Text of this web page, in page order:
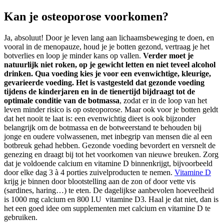
Kan je osteoporose voorkomen?
Ja, absoluut! Door je leven lang aan lichaamsbeweging te doen, en
vooral in de menopauze, houd je je botten gezond, vertraag je het
botverlies en loop je minder kans op vallen. Verder moet je
natuurlijk niet roken, op je gewicht letten en niet teveel alcohol
drinken. Qua voeding kies je voor een evenwichtige, kleurige,
gevarieerde voeding. Het is vastgesteld dat gezonde voeding
tijdens de kinderjaren en in de tienertijd bijdraagt tot de
optimale conditie van de botmassa, zodat er in de loop van het
leven minder risico is op osteoporose. Maar ook voor je botten geldt
dat het nooit te laat is: een evenwichtig dieet is ook bijzonder
belangrijk om de botmassa en de botweerstand te behouden bij
jonge en oudere volwassenen, met inbegrip van mensen die al een
botbreuk gehad hebben. Gezonde voeding bevordert en versnelt de
genezing en draagt bij tot het voorkomen van nieuwe breuken. Zorg
dat je voldoende calcium en vitamine D binnenkrijgt, bijvoorbeeld
door elke dag 3 à 4 porties zuivelproducten te nemen. Vitamine D
krijg je binnen door blootstelling aan de zon of door vette vis
(sardines, haring…) te eten. De dagelijkse aanbevolen hoeveelheid
is 1000 mg calcium en 800 I.U vitamine D3. Haal je dat niet, dan is
het een goed idee om supplementen met calcium en vitamine D te
gebruiken.